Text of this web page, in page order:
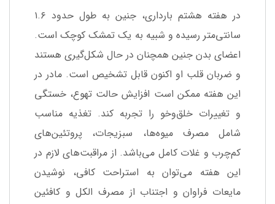
در هفته هشتم بارداری، جنین به طول حدود ۱.۶
سانتی‌متر رسیده و شبیه به یک تمشک کوچک است.
اعضای بدن جنین همچنان در حال شکل‌گیری هستند
و ضربان قلب او اکنون قابل تشخیص است. مادر در
این هفته ممکن است افزایش حالت تهوع، خستگی
و تغییرات خلق‌وخو را تجربه کند. تغذیه مناسب
شامل مصرف میوه‌ها، سبزیجات، پروتئین‌های
کم‌چرب و غلات کامل می‌باشد. از مراقبت‌های لازم در
این هفته می‌توان به استراحت کافی، نوشیدن
مایعات فراوان و اجتناب از مصرف الکل و کافئین